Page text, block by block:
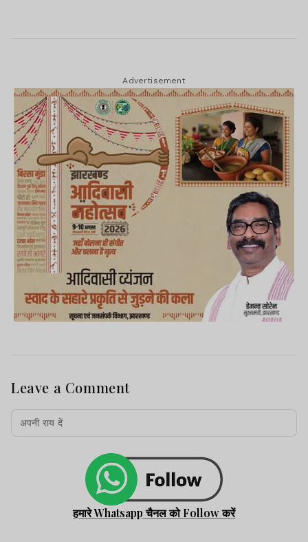
Advertisement
Leave a Comment
हमारे Whatsapp चैनल को Follow करें